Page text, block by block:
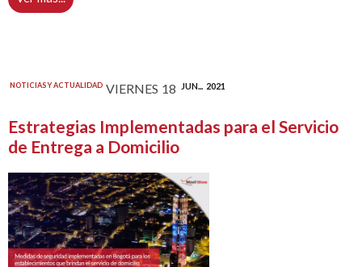
NOTICIAS Y ACTUALIDAD VIERNES 18 JUN... 2021
Estrategias Implementadas para el Servicio
de Entrega a Domicilio